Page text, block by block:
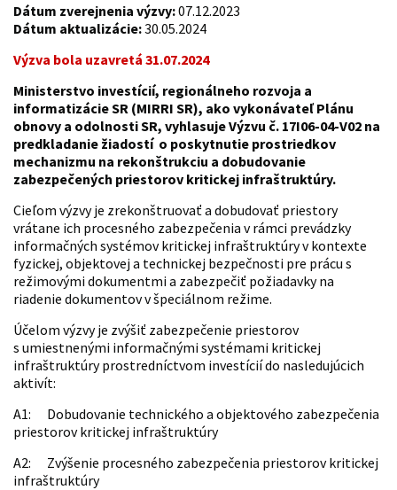
Dátum zverejnenia výzvy:07.12.2023
Dátum aktualizácie:30.05.2024
Výzva bola uzavretá 31.07.2024
Ministerstvo investícií, regionálneho rozvoja a
informatizácie SR (MIRRI SR), ako vykonávateľ Plánu
obnovy a odolnosti SR, vyhlasuje Výzvu č. 17I06-04-V02 na
predkladanie žiadostí o poskytnutie prostriedkov
mechanizmu na rekonštrukciu a dobudovanie
zabezpečených priestorov kritickej infraštruktúry.
Cieľom výzvy je zrekonštruovať a dobudovať priestory
vrátane ich procesného zabezpečenia v rámci prevádzky
informačných systémov kritickej infraštruktúry v kontexte
fyzickej, objektovej a technickej bezpečnosti pre prácu s
režimovými dokumentmi a zabezpečiť požiadavky na
riadenie dokumentov v špeciálnom režime.
Účelom výzvy je zvýšiť zabezpečenie priestorov
s umiestnenými informačnými systémami kritickej
infraštruktúry prostredníctvom investícií do nasledujúcich
aktivít:
A1: Dobudovanie technického a objektového zabezpečenia
priestorov kritickej infraštruktúry
A2: Zvýšenie procesného zabezpečenia priestorov kritickej
infraštruktúry